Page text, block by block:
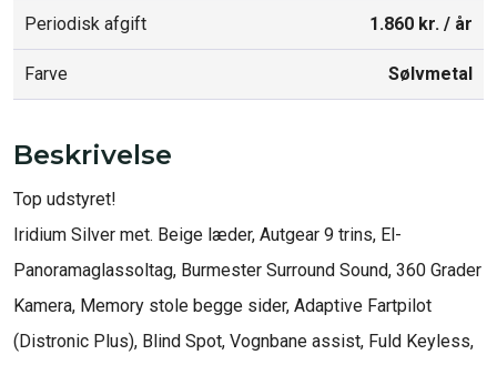
Periodisk afgift 1.860 kr. / år
Farve Sølvmetal
Beskrivelse
Top udstyret!
Iridium Silver met. Beige læder, Autgear 9 trins, El-
Panoramaglassoltag, Burmester Surround Sound, 360 Grader
Kamera, Memory stole begge sider, Adaptive Fartpilot
(Distronic Plus), Blind Spot, Vognbane assist, Fuld Keyless,